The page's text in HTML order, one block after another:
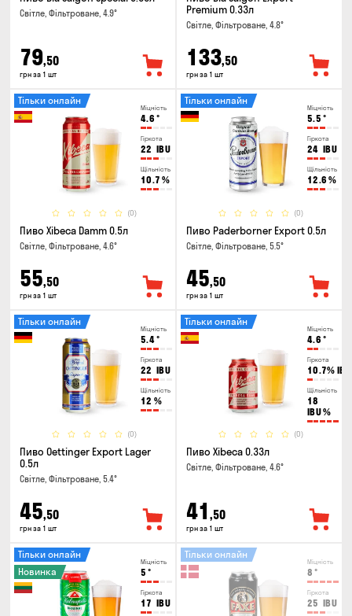
Світле, Фільтроване, 4.9°
79,50
грн за 1 шт
Premium 0.33л
Світле, Фільтроване, 4.8°
133,50
грн за 1 шт
Міцність
4.6 °
Гіркота
22 IBU
Щільність
10.7 %
(0)
Тільки онлайн
Пиво Xibeca Damm 0.5л
Світле, Фільтроване, 4.6°
55,50
грн за 1 шт
Міцність
5.5 °
Гіркота
24 IBU
Щільність
12.6 %
(0)
Тільки онлайн
Пиво Paderborner Export 0.5л
Світле, Фільтроване, 5.5°
45,50
грн за 1 шт
Міцність
5.4°
Гіркота
22 IBU
Щільність
12 %
(0)
Тільки онлайн
Пиво Oettinger Export Lager
0.5л
Світле, Фільтроване, 5.4°
45,50
грн за 1 шт
Міцність
4.6 °
Гіркота
10.7% IBU
Щільність
18
IBU%
(0)
Тільки онлайн
Пиво Xibeca 0.33л
Світле, Фільтроване, 4.6°
41 ,50
грн за 1 шт
Міцність
5 °
Гіркота
17 IBU
Тільки онлайн
Новинка
Міцність
8 °
Гіркота
25 IBU
Тільки онлайн